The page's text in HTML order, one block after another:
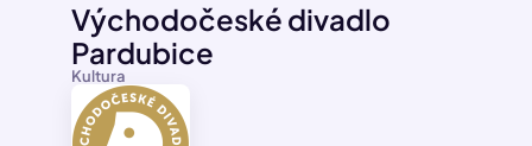
Kultura
Východočeské divadlo
Pardubice